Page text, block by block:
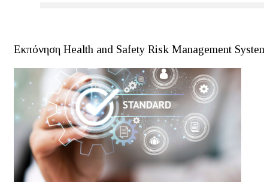
Εκπόνηση Health and Safety Risk Management